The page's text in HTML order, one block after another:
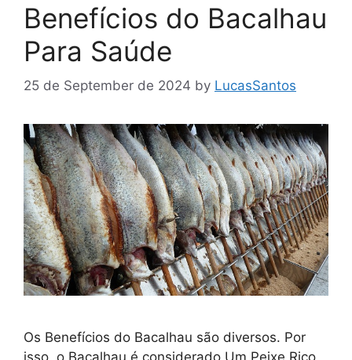
Benefícios do Bacalhau
Para Saúde
25 de September de 2024 by LucasSantos
Os Benefícios do Bacalhau são diversos. Por
isso, o Bacalhau é considerado Um Peixe Rico